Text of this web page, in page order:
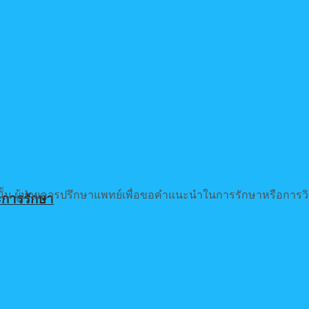
ารรักษา
ผู้ป่วยควรปรึกษาแพทย์เพื่อขอคำแนะนำในการรักษาหรือการ